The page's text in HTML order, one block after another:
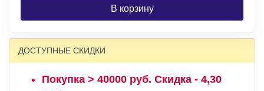
В корзину
ДОСТУПНЫЕ СКИДКИ
Покупка > 40000 руб. Скидка - 4,30